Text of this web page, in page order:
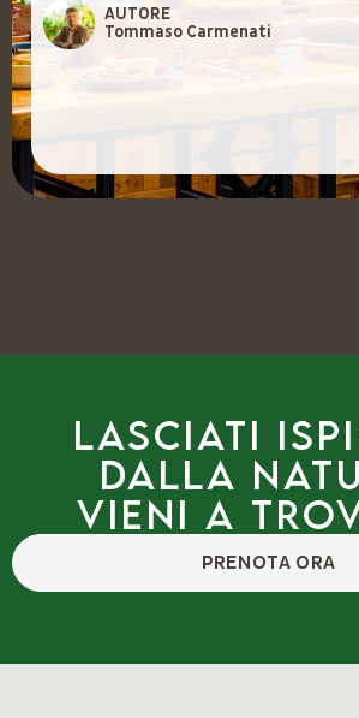
AUTORE
Tommaso Carmenati
Lasciati
dalla
Vieni a
PRENOTA ORA